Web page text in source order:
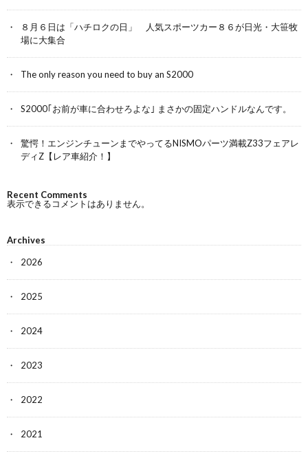
８月６日は「ハチロクの日」 人気スポーツカー８６が日光・大笹牧
場に大集合
The only reason you need to buy an S2000
S2000｢お前が車に合わせろよな｣ まさかの固定ハンドルなんです。
驚愕！エンジンチューンまでやってるNISMOパーツ満載Z33フェアレ
ディZ【レア車紹介！】
Recent Comments
表示できるコメントはありません。
Archives
2026
2025
2024
2023
2022
2021